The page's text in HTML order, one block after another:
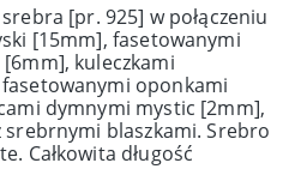
[pr. 925] w połączeniu
[15mm], fasetowanymi
kuleczkami
oponkami
dymnymi mystic [2mm],
srebrnymi blaszkami. Srebro
Całkowita długość